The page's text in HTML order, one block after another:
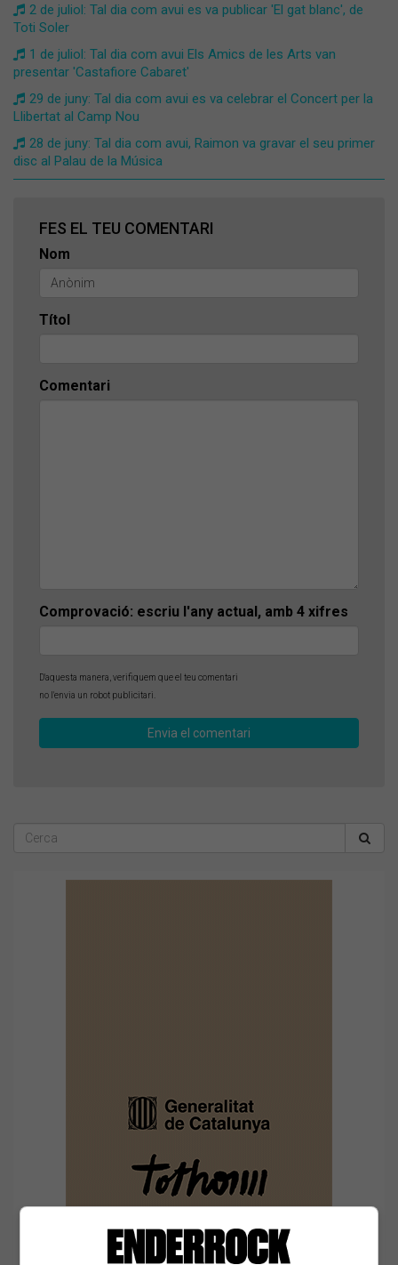
2 de juliol: Tal dia com avui es va publicar 'El gat blanc', de
Toti Soler
1 de juliol: Tal dia com avui Els Amics de les Arts van
presentar 'Castafiore Cabaret'
29 de juny: Tal dia com avui es va celebrar el Concert per la
Llibertat al Camp Nou
28 de juny: Tal dia com avui, Raimon va gravar el seu primer
disc al Palau de la Música
FES EL TEU COMENTARI
Nom
Títol
Comentari
Comprovació: escriu l'any actual, amb 4 xifres
D'aquesta manera, verifiquem que el teu comentari
no l'envia un robot publicitari.